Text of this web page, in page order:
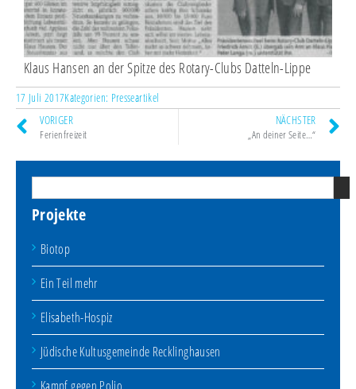
Projekte
Biotop
Ein Teil mehr
Elisabeth-Hospiz
Jüdische Kultusgemeinde Recklinghausen
Klaus Hansen an der Spitze des Rotary-Clubs Datteln-Lippe
17 Juli 2017Kategorien: Presseartikel
VORIGER
Ferienfreizeit
NÄCHSTER
„An deiner Seite…“